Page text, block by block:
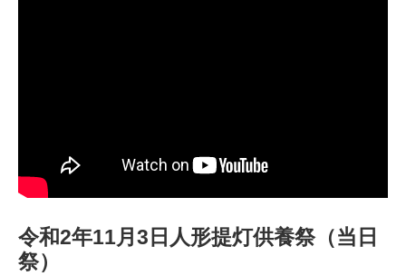
令和2年11月3日人形提灯供養祭（当日
祭）